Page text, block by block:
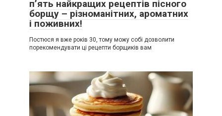
п’ять найкращих рецептів пісного
борщу – різноманітних, ароматних
і поживних!
Постюся я вже років 30, тому можу собі дозволити
порекомендувати ці рецепти борщиків вам